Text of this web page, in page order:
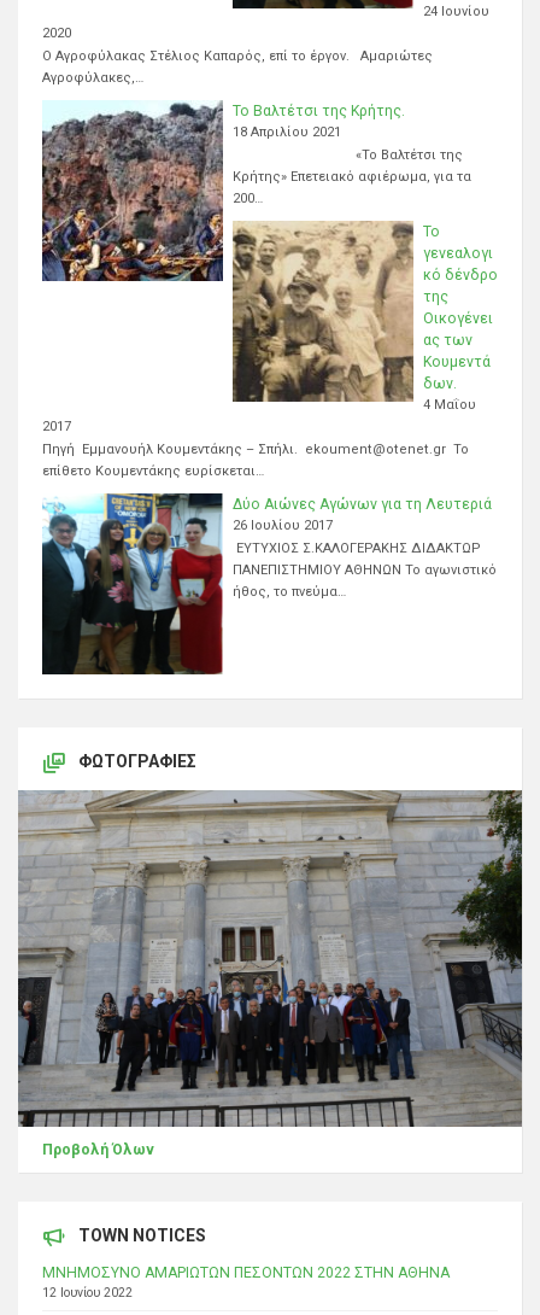
24 Ιουνίου
2020
Ο Αγροφύλακας Στέλιος Καπαρός, επί το έργον. Αμαριώτες
Αγροφύλακες,…
Το Βαλτέτσι της Κρήτης.
18 Απριλίου 2021
«Το Βαλτέτσι της
Κρήτης» Επετειακό αφιέρωμα, για τα
200…
Το
γενεαλογι
κό δένδρο
της
Οικογένει
ας των
Κουμεντά
δων.
4 Μαΐου
2017
Πηγή Εμμανουήλ Κουμεντάκης – Σπήλι. ekoument@otenet.gr Το
επίθετο Κουμεντάκης ευρίσκεται…
Δύο Αιώνες Αγώνων για τη Λευτεριά
26 Ιουλίου 2017
ΕΥΤΥΧΙΟΣ Σ.ΚΑΛΟΓΕΡΑΚΗΣ ΔΙΔΑΚΤΩΡ
ΠΑΝΕΠΙΣΤΗΜΙΟΥ ΑΘΗΝΩΝ Το αγωνιστικό
ήθος, το πνεύμα…
ΦΩΤΟΓΡΑΦΊΕΣ
Προβολή Όλων
TOWN NOTICES
ΜΝΗΜΟΣΥΝΟ ΑΜΑΡΙΩΤΩΝ ΠΕΣΟΝΤΩΝ 2022 ΣΤΗΝ ΑΘΗΝΑ
12 Ιουνίου 2022